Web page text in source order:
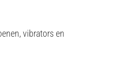
vibrators en